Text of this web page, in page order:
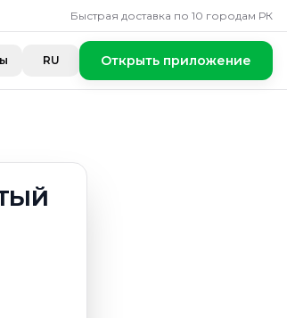
Быстрая доставка по 10 городам РК
RU Открыть приложение